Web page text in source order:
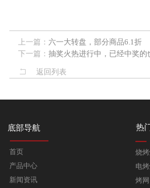
上一篇： 六一大转盘，部分商品6.1折
下一篇： 抽奖火热进行中，已经中奖的
返回列表
底部导航
首页
产品中心
新闻资讯
热
烧
电
烤网